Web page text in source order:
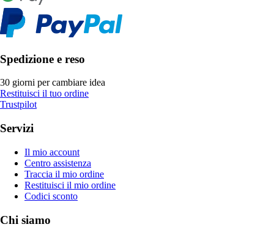
Spedizione e reso
30 giorni per cambiare idea
Restituisci il tuo ordine
Trustpilot
Servizi
Il mio account
Centro assistenza
Traccia il mio ordine
Restituisci il mio ordine
Codici sconto
Chi siamo